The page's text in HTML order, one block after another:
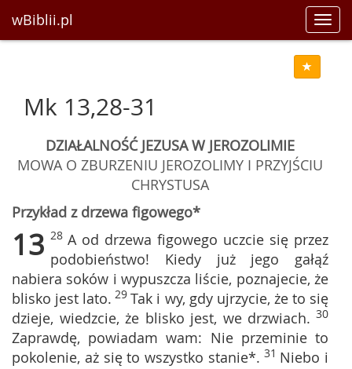
wBiblii.pl
Mk 13,28-31
DZIAŁALNOŚĆ JEZUSA W JEROZOLIMIE
MOWA O ZBURZENIU JEROZOLIMY I PRZYJŚCIU
CHRYSTUSA
Przykład z drzewa figowego*
13 28 A od drzewa figowego uczcie się przez
podobieństwo! Kiedy już jego gałąź
nabiera soków i wypuszcza liście, poznajecie, że
blisko jest lato. 29Tak i wy, gdy ujrzycie, że to się
dzieje, wiedzcie, że blisko jest, we drzwiach. 30
Zaprawdę, powiadam wam: Nie przeminie to
pokolenie, aż się to wszystko stanie*. 31 Niebo i